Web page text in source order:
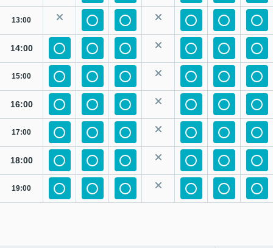
13:00
14:00
15:00
16:00
17:00
18:00
19:00